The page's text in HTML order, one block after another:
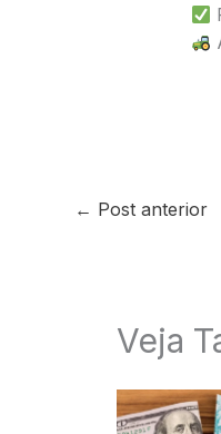
← Post anterior
Veja